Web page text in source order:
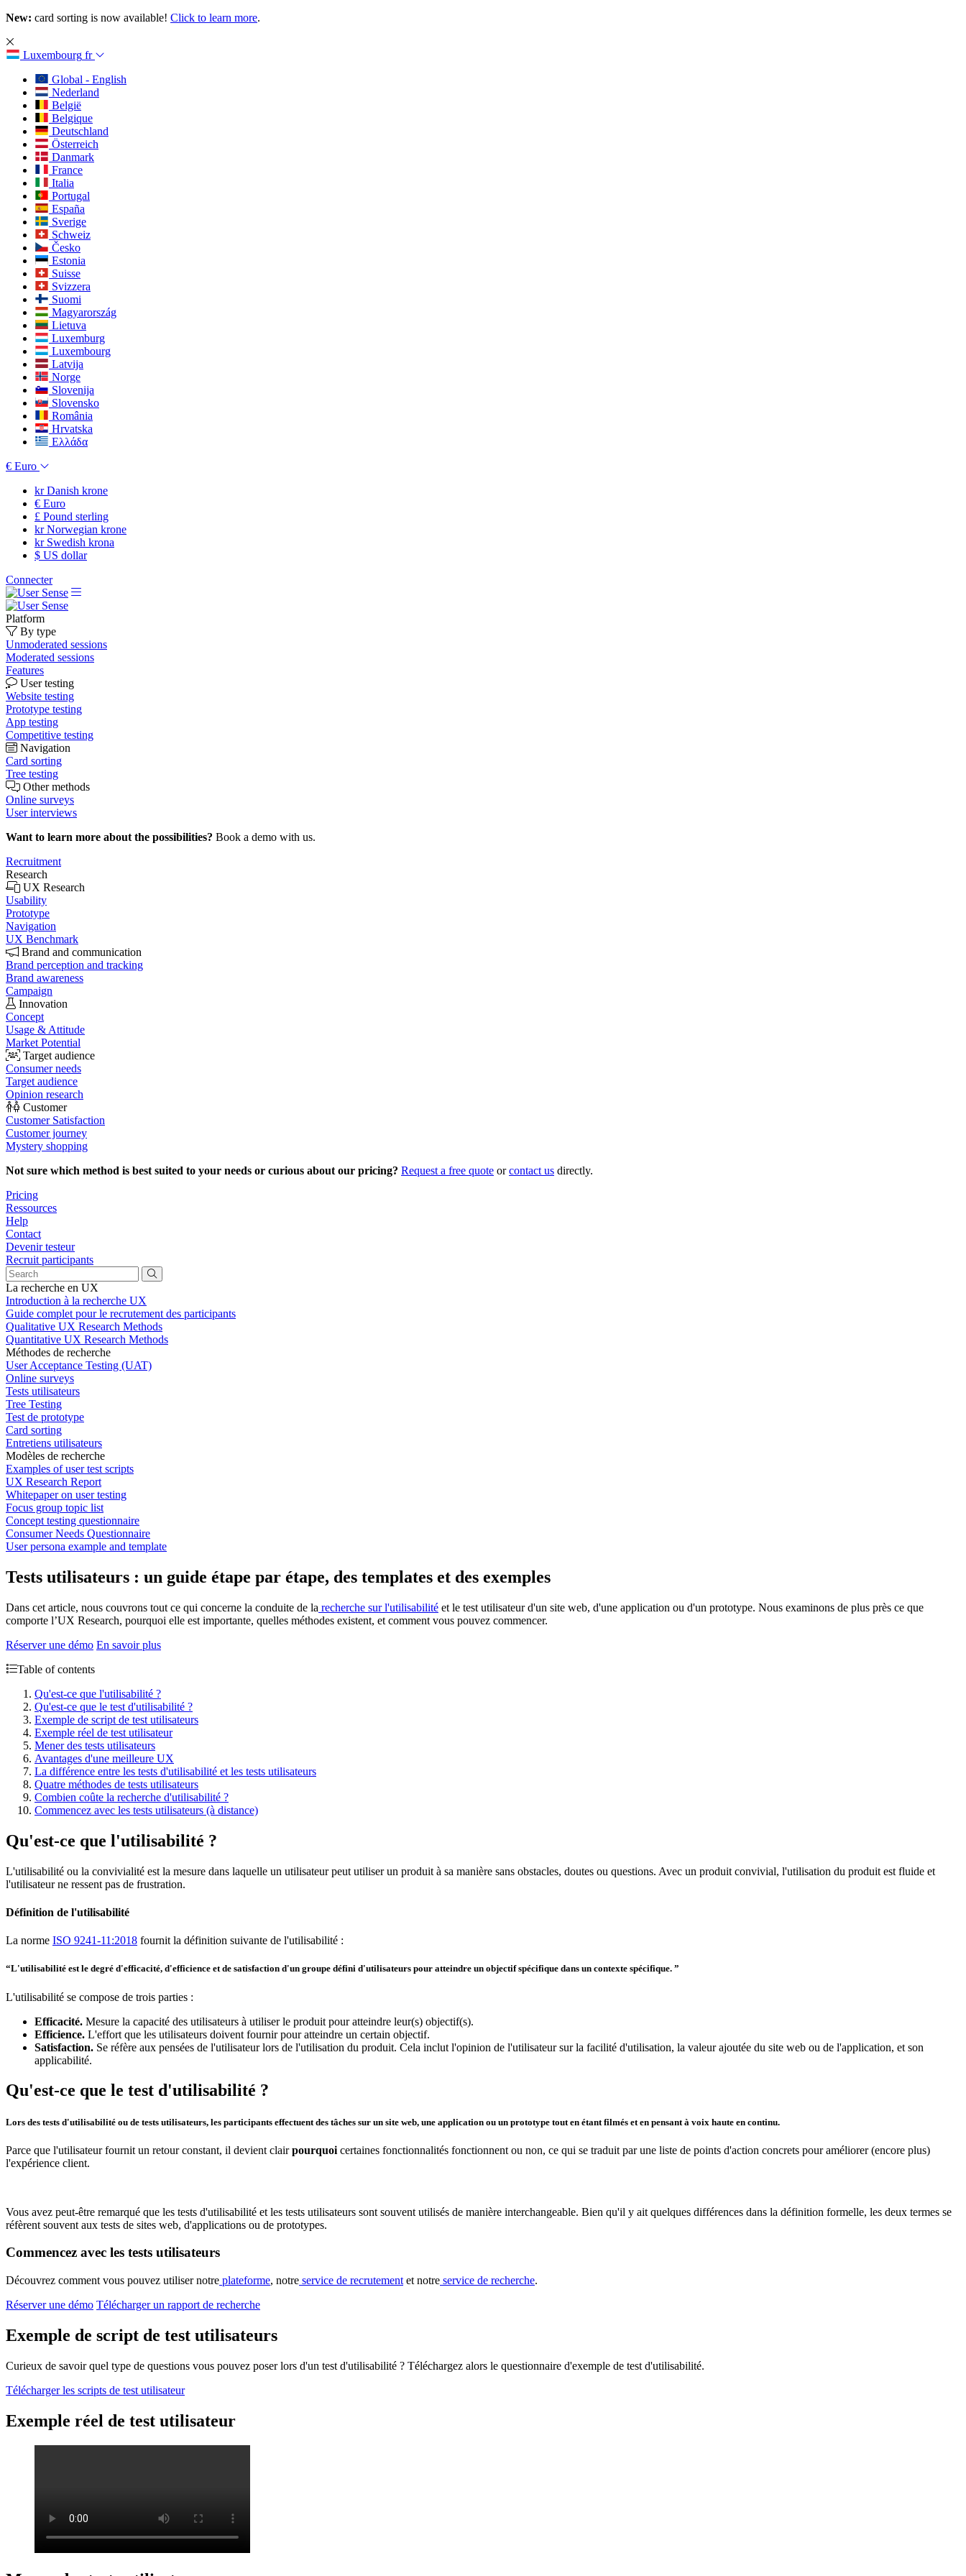
New: card sorting is now available! Click to learn more.
Luxembourg fr
Global - English
Nederland
België
Belgique
Deutschland
Österreich
Danmark
France
Italia
Portugal
España
Sverige
Schweiz
Česko
Estonia
Suisse
Svizzera
Suomi
Magyarország
Lietuva
Luxemburg
Luxembourg
Latvija
Norge
Slovenija
Slovensko
România
Hrvatska
Ελλάδα
€ Euro
krDanish krone
€ Euro
£ Pound sterling
krNorwegian krone
krSwedish krona
$ US dollar
Connecter
Platform
By type
Unmoderated sessions
Moderated sessions
Features
User testing
Website testing
Prototype testing
App testing
Competitive testing
Navigation
Card sorting
Tree testing
Other methods
Online surveys
User interviews
Want to learn more about the possibilities? Book a demo with us.
Recruitment
Research
UX Research
Usability
Prototype
Navigation
UX Benchmark
Brand and communication
Brand perception and tracking
Brand awareness
Campaign
Innovation
Concept
Usage & Attitude
Market Potential
Target audience
Consumer needs
Target audience
Opinion research
Customer
Customer Satisfaction
Customer journey
Mystery shopping
Not sure which method is best suited to your needs or curious about our pricing? Request a free quote orcontact us directly.
Pricing
Ressources
Help
Contact
Devenir testeur
Recruit participants
La recherche en UX
Introduction à la recherche UX
Guide complet pour le recrutement des participants
Qualitative UX Research Methods
Quantitative UX Research Methods
Méthodes de recherche
User Acceptance Testing (UAT)
Online surveys
Tests utilisateurs
Tree Testing
Test de prototype
Card sorting
Entretiens utilisateurs
Modèles de recherche
Examples of user test scripts
UX Research Report
Whitepaper on user testing
Focus group topic list
Concept testing questionnaire
Consumer Needs Questionnaire
User persona example and template
Tests utilisateurs : un guide étape par étape, des templates et des exemples
Dans cet article, nous couvrons tout ce qui concerne la conduite de la recherche sur l'utilisabilité et le test utilisateur d'un site web, d'une application ou d'un prototype. Nous examinons de plus près ce que
comporte l’UX Research, pourquoi elle est importante, quelles méthodes existent, et comment vous pouvez commencer.
Réserver une démo En savoir plus
Table of contents
Qu'est-ce que l'utilisabilité ?
Qu'est-ce que le test d'utilisabilité ?
Exemple de script de test utilisateurs
Exemple réel de test utilisateur
Mener des tests utilisateurs
Avantages d'une meilleure UX
La différence entre les tests d'utilisabilité et les tests utilisateurs
Quatre méthodes de tests utilisateurs
Combien coûte la recherche d'utilisabilité ?
Commencez avec les tests utilisateurs (à distance)
Qu'est-ce que l'utilisabilité ?
L'utilisabilité ou la convivialité est la mesure dans laquelle un utilisateur peut utiliser un produit à sa manière sans obstacles, doutes ou questions. Avec un produit convivial, l'utilisation du produit est fluide et
l'utilisateur ne ressent pas de frustration.
Définition de l'utilisabilité
La norme ISO 9241-11:2018 fournit la définition suivante de l'utilisabilité :
“L'utilisabilité est le degré d'efficacité, d'efficience et de satisfaction d'un groupe défini d'utilisateurs pour atteindre un objectif spécifique dans un contexte spécifique. ”
L'utilisabilité se compose de trois parties :
Efficacité. Mesure la capacité des utilisateurs à utiliser le produit pour atteindre leur(s) objectif(s).
Efficience. L'effort que les utilisateurs doivent fournir pour atteindre un certain objectif.
Satisfaction. Se réfère aux pensées de l'utilisateur lors de l'utilisation du produit. Cela inclut l'opinion de l'utilisateur sur la facilité d'utilisation, la valeur ajoutée du site web ou de l'application, et son
applicabilité.
Qu'est-ce que le test d'utilisabilité ?
Lors des tests d'utilisabilité ou de tests utilisateurs, les participants effectuent des tâches sur un site web, une application ou un prototype tout en étant filmés et en pensant à voix haute en continu.
Parce que l'utilisateur fournit un retour constant, il devient clairpourquoi certaines fonctionnalités fonctionnent ou non, ce qui se traduit par une liste de points d'action concrets pour améliorer (encore plus)
l'expérience client.
Vous avez peut-être remarqué que les tests d'utilisabilité et les tests utilisateurs sont souvent utilisés de manière interchangeable. Bien qu'il y ait quelques différences dans la définition formelle, les deux termes se
réfèrent souvent aux tests de sites web, d'applications ou de prototypes.
Commencez avec les tests utilisateurs
Découvrez comment vous pouvez utiliser notre plateforme, notre service de recrutement et notre service de recherche.
Réserver une démo Télécharger un rapport de recherche
Exemple de script de test utilisateurs
Curieux de savoir quel type de questions vous pouvez poser lors d'un test d'utilisabilité ? Téléchargez alors le questionnaire d'exemple de test d'utilisabilité.
Télécharger les scripts de test utilisateur
Exemple réel de test utilisateur